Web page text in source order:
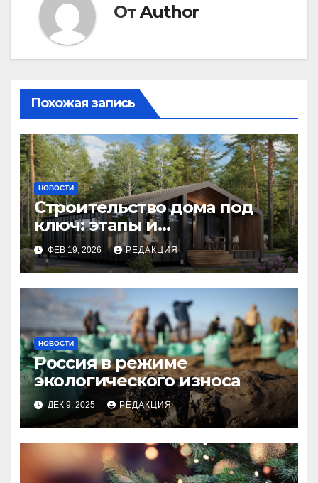
ОтAuthor
Похожая запись
НОВОСТИ
Строительство дома под
ключ: этапы и
планирование бюджета
ФЕВ 19, 2026 РЕДАКЦИЯ
НОВОСТИ
Россия в режиме
экологического износа
ДЕК 9, 2025 РЕДАКЦИЯ